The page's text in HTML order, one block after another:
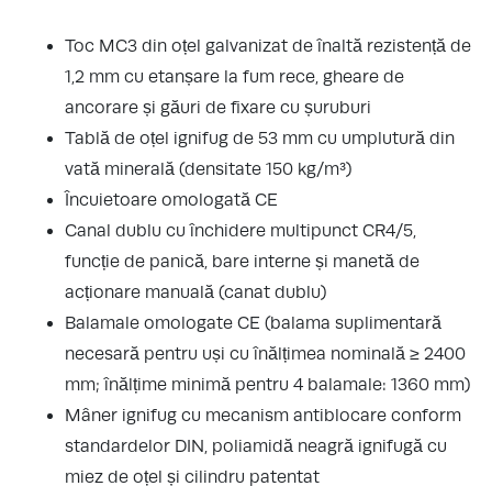
Toc MC3 din oțel galvanizat de înaltă rezistență de
1,2 mm cu etanșare la fum rece, gheare de
ancorare și găuri de fixare cu șuruburi
Tablă de oțel ignifug de 53 mm cu umplutură din
vată minerală (densitate 150 kg/m³)
Încuietoare omologată CE
Canal dublu cu închidere multipunct CR4/5,
funcție de panică, bare interne și manetă de
acționare manuală (canat dublu)
Balamale omologate CE (balama suplimentară
necesară pentru uși cu înălțimea nominală ≥ 2400
mm; înălțime minimă pentru 4 balamale: 1360 mm)
Mâner ignifug cu mecanism antiblocare conform
standardelor DIN, poliamidă neagră ignifugă cu
miez de oțel și cilindru patentat